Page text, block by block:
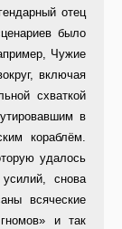
отец
было
Чужие
включая
схваткой
в
кораблём.
удалось
снова
всяческие
и так